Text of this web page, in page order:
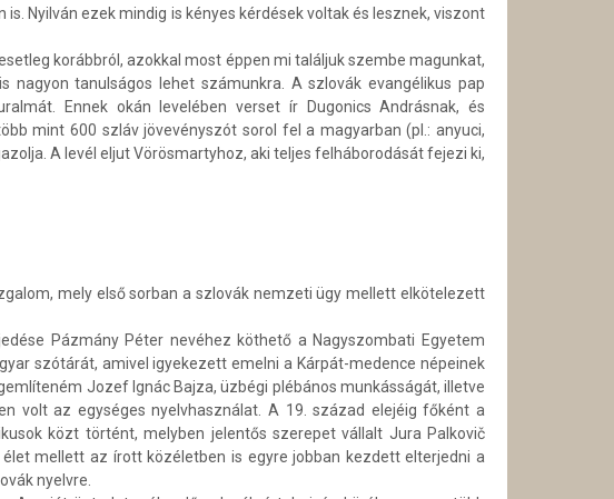
Nyilván ezek mindig is kényes kérdések voltak és lesznek, viszont
korábbról, azokkal most éppen mi találjuk szembe magunkat,
tanulságos lehet számunkra. A szlovák evangélikus pap
Ennek okán levelében verset ír Dugonics Andrásnak, és
mint 600 szláv jövevényszót sorol fel a magyarban (pl.: anyuci,
A levél eljut Vörösmartyhoz, aki teljes felháborodását fejezi ki,
mely első sorban a szlovák nemzeti ügy mellett elkötelezett
Pázmány Péter nevéhez köthető a Nagyszombati Egyetem
szótárát, amivel igyekezett emelni a Kárpát-medence népeinek
Jozef Ignác Bajza, üzbégi plébános munkásságát, illetve
volt az egységes nyelvhasználat. A 19. század elejéig főként a
közt történt, melyben jelentős szerepet vállalt Jura Palkovič
mellett az írott közéletben is egyre jobban kezdett elterjedni a
nyelvre.